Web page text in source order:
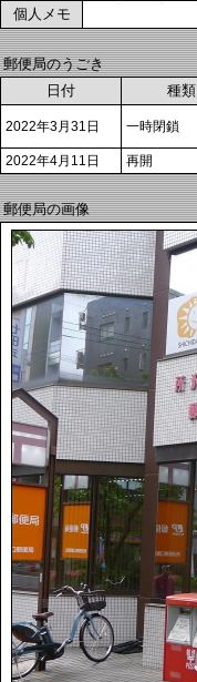
個人メモ
郵便局のうごき
日付
種類
2022年3月31日 一時閉鎖
2022年4月11日
再開
郵便局の画像